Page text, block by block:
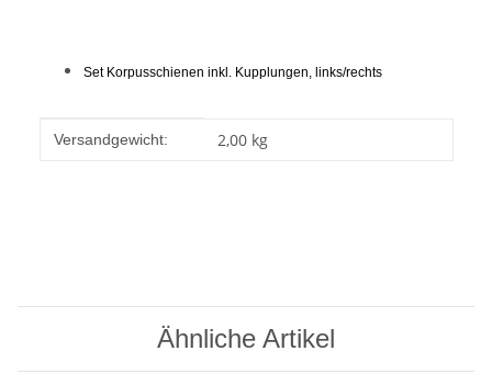
Set Korpusschienen inkl. Kupplungen, links/rechts
Produkteigenschaft
Wert
Versandgewicht: 2,00 kg
Ähnliche Artikel